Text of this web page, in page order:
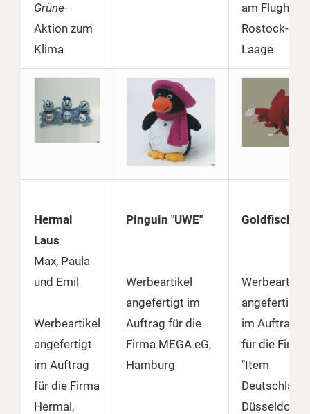
Grüne-
Aktion zum
Klima
am
Rostock-
Laage
Hermal
Laus
Max, Paula
und Emil
Werbeartikel
angefertigt
im Auftrag
für die Firma
Hermal,
Pinguin "UWE"
Werbeartikel
angefertigt im
Auftrag für die
Firma MEGA eG,
Hamburg
Goldfisch
Werbeartikel
angefertigt
im Auftrag
für die Firma
"Item
Düsseldorf